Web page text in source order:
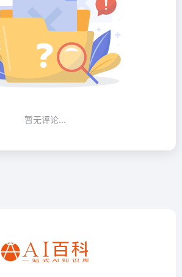
暂无评论...